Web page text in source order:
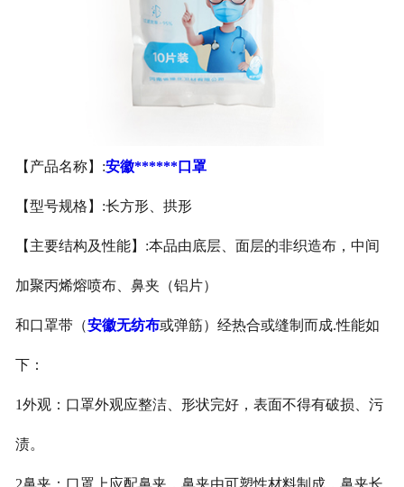
安徽医用手套
安徽医用鞋套
安徽其他卫材
【产品名称】:安徽******口罩
【型号规格】:长方形、拱形
【主要结构及性能】:本品由底层、面层的非织造布，中间
加聚丙烯熔喷布、鼻夹（铝片）
和口罩带（安徽无纺布或弹筋）经热合或缝制而成.性能如
下：
1外观：口罩外观应整洁、形状完好，表面不得有破损、污
渍。
2鼻夹：口罩上应配鼻夹，鼻夹由可塑性材料制成，鼻夹长